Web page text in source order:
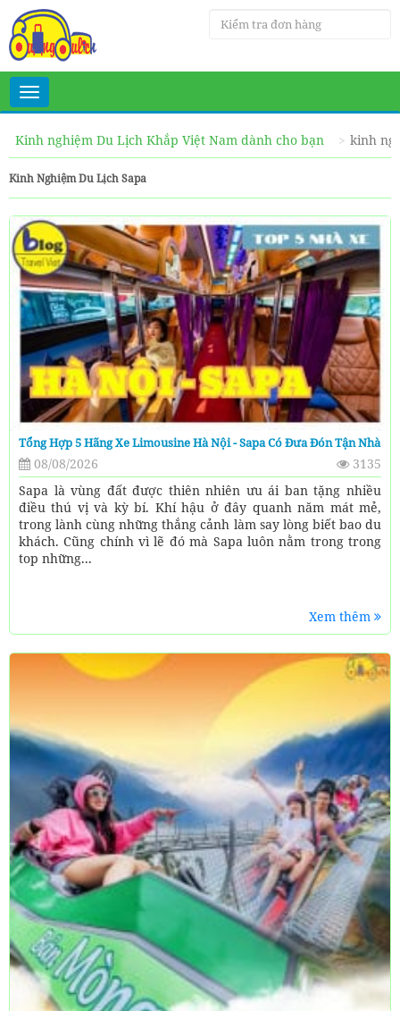
Toggle
navigation
Kinh nghiệm Du Lịch Khắp Việt Nam dành cho bạn
kinh
Kinh Nghiệm Du Lịch Sapa
Tổng Hợp 5 Hãng Xe Limousine Hà Nội - Sapa Có Đưa Đón Tận Nhà
08/08/2026
3135
Sapa là vùng đất được thiên nhiên ưu ái ban tặng nhiều
điều thú vị và kỳ bí. Khí hậu ở đây quanh năm mát mẻ,
trong lành cùng những thắng cảnh làm say lòng biết bao du
khách. Cũng chính vì lẽ đó mà Sapa luôn nằm trong trong
top những...
Xem thêm